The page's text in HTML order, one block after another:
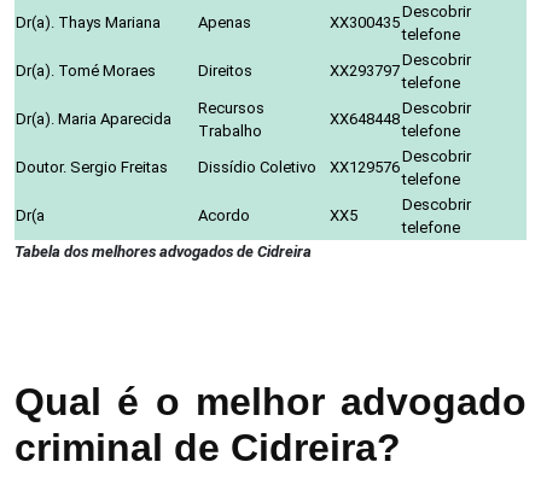
Dr(a). Thays Mariana
Apenas XX300435
Descobrir
telefone
Dr(a). Tomé Moraes
Direitos XX293797
Descobrir
telefone
Dr(a). Maria Aparecida
Recursos
Trabalho
XX648448
Descobrir
telefone
Doutor. Sergio Freitas
Dissídio Coletivo XX129576
Descobrir
telefone
Dr(a
Acordo XX5
Descobrir
telefone
Tabela dos melhores advogados de Cidreira
Qual é o melhor advogado
criminal de Cidreira?